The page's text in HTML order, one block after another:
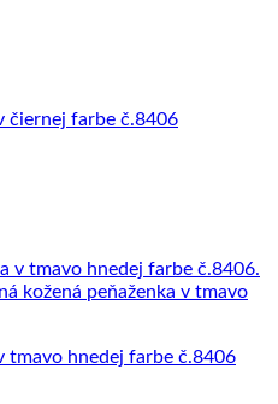
čiernej farbe č.8406
tmavo hnedej farbe č.8406